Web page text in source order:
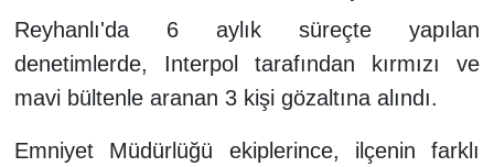
Reyhanlı'da 6 aylık süreçte yapılan
denetimlerde, Interpol tarafından kırmızı ve
mavi bültenle aranan 3 kişi gözaltına alındı.
Emniyet Müdürlüğü ekiplerince, ilçenin farklı